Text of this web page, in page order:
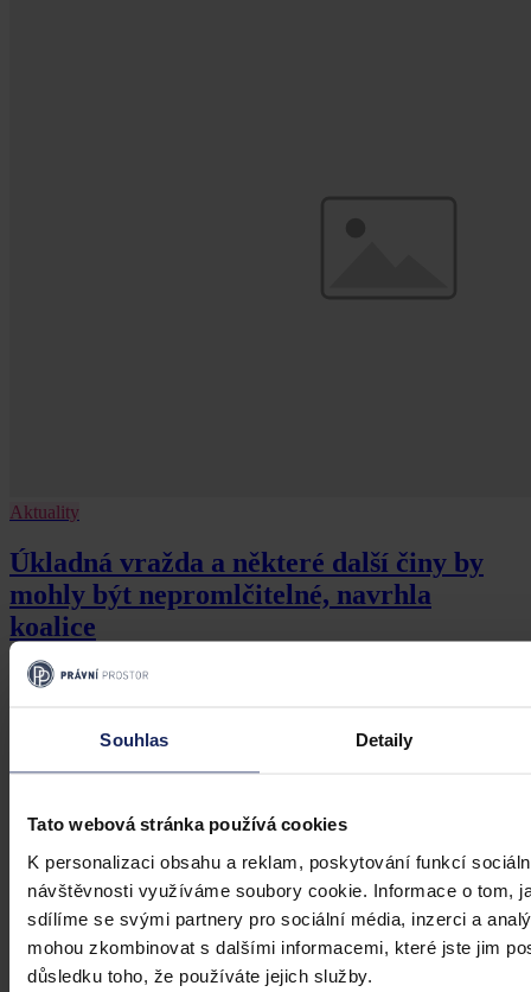
Souhlas Detaily
Tato webová stránka používá cookies
K personalizaci obsahu a reklam, poskytování funkcí
návštěvnosti využíváme soubory cookie. Informace o tom,
sdílíme se svými partnery pro sociální média, inzerci a
mohou zkombinovat s dalšími informacemi, které jste jim
důsledku toho, že používáte jejich služby.
Aktuality
Úkladná vražda a některé další činy by
mohly být nepromlčitelné, navrhla
koalice
Praha 1. srpna (ČTK) - Úkladná vražda a některé další trestné činy s
teroristickým útokem a terorem, za něž hrozí až výjimečný trest.